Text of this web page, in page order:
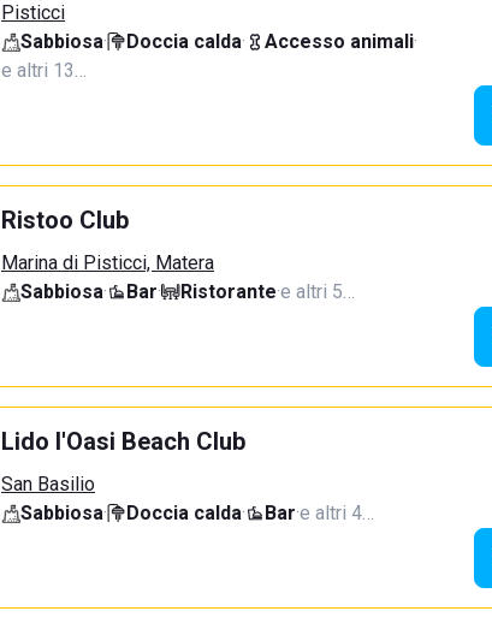
Pisticci
Sabbiosa· Doccia calda· Accesso animali·
e altri 13…
Ristoo Club
Marina di Pisticci, Matera
Sabbiosa· Bar· Ristorante·e altri 5…
Lido l'Oasi Beach Club
San Basilio
Sabbiosa· Doccia calda· Bar·e altri 4…